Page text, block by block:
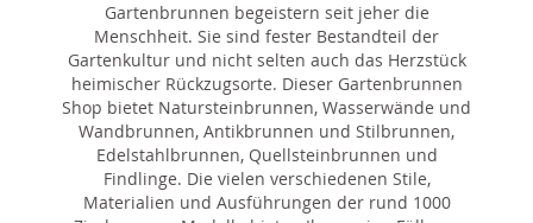
Gartenbrunnen begeistern seit jeher die
Menschheit. Sie sind fester Bestandteil der
Gartenkultur und nicht selten auch das Herzstück
heimischer Rückzugsorte. Dieser Gartenbrunnen
Shop bietet Natursteinbrunnen, Wasserwände und
Wandbrunnen, Antikbrunnen und Stilbrunnen,
Edelstahlbrunnen, Quellsteinbrunnen und
Findlinge. Die vielen verschiedenen Stile,
Materialien und Ausführungen der rund 1000